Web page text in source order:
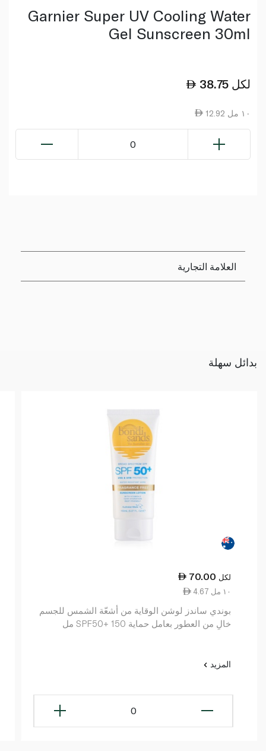
Garnier Super UV Cooling Water
Gel Sunscreen 30ml
38.75 لكل
12.92 ١٠ مل
0
العلامة التجارية
بدائل سهلة
70.00 لكل
4.67 ١٠ مل
بوندي ساندز لوشن الوقاية من أشعّة الشمس للجسم
خالٍ من العطور بعامل حماية SPF50+ 150 مل
المزيد
0